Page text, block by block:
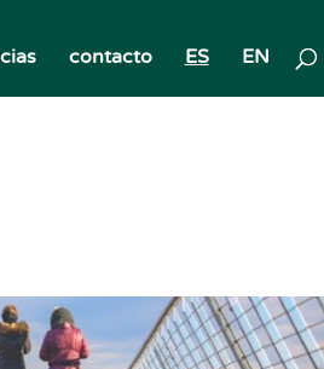
contacto ES EN